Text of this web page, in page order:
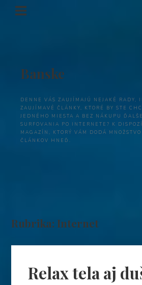
Banske
DENNE VÁS ZAUJÍMAJÚ NEJAKÉ RADY,
ZAUJÍMAVÉ ČLÁNKY, KTORÉ BY STE
JEDNÉHO MIESTA A BEZ NÁKUPU
SURFOVANIA PO INTERNETE? K
MAGAZÍN, KTORÝ VÁM DODÁ
ČLÁNKOV HNEĎ.
Rubrika: Internet
Relax tela aj